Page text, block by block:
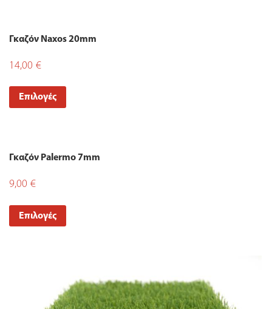
Γκαζόν Naxos 20mm
14,00 €
Επιλογές
Γκαζόν Palermo 7mm
9,00 €
Επιλογές